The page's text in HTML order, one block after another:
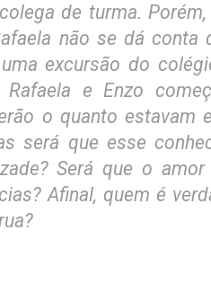
de turma.
não se dá conta
excursão do
e Enzo
o quanto estavam
será que esse
Será que o
Afinal, quem é